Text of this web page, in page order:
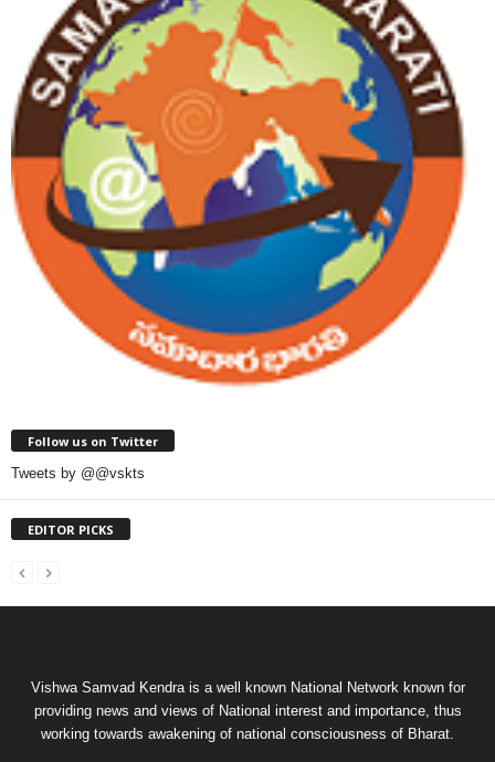
Follow us on Twitter
Tweets by @@vskts
EDITOR PICKS
Vishwa Samvad Kendra is a well known National Network known for
providing news and views of National interest and importance, thus
working towards awakening of national consciousness of Bharat.